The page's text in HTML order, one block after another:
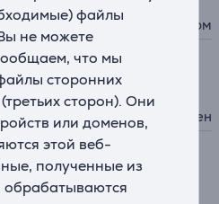
файлы
не можете
что мы
сторонних
сторон). Они
или доменов,
этой веб-
полученные из
обрабатываются
обдув холодным воздухом
фен